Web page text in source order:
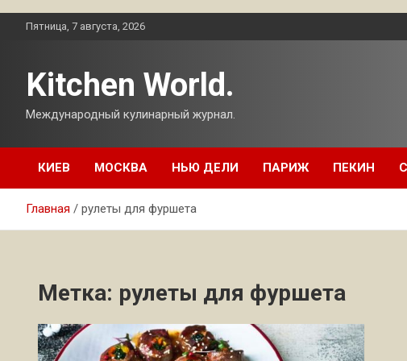
ПерейтиПятница, 7 августа, 2026
Kitchen World.
Международный кулинарный журнал.
КИЕВ МОСКВА НЬЮ ДЕЛИ ПАРИЖ ПЕКИН
Главная рулеты для фуршета
Метка: рулеты для фуршета